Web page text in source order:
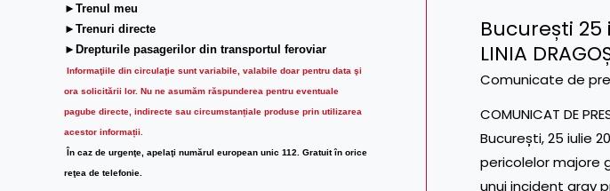
►Trenul meu
►Trenuri directe
►Drepturile pasagerilor din transportul feroviar
Informaţiile din circulaţie sunt variabile, valabile doar pentru data şi
ora solicitării lor. Nu ne asumăm răspunderea pentru eventuale
pagube directe, indirecte sau circumstanțiale produse prin utilizarea
acestor informații.
În caz de urgenţe, apelaţi numărul european unic 112. Gratuit în orice
reţea de telefonie.
București 25
LINIA
Comunicate de
COMUNICAT DE
București, 25 iulie
pericolelor majore
unui incident grav
București
25
iulie
-
INCIDENT
GRAV